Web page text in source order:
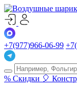
+7(977)966-06-99
% Скидки 🎈